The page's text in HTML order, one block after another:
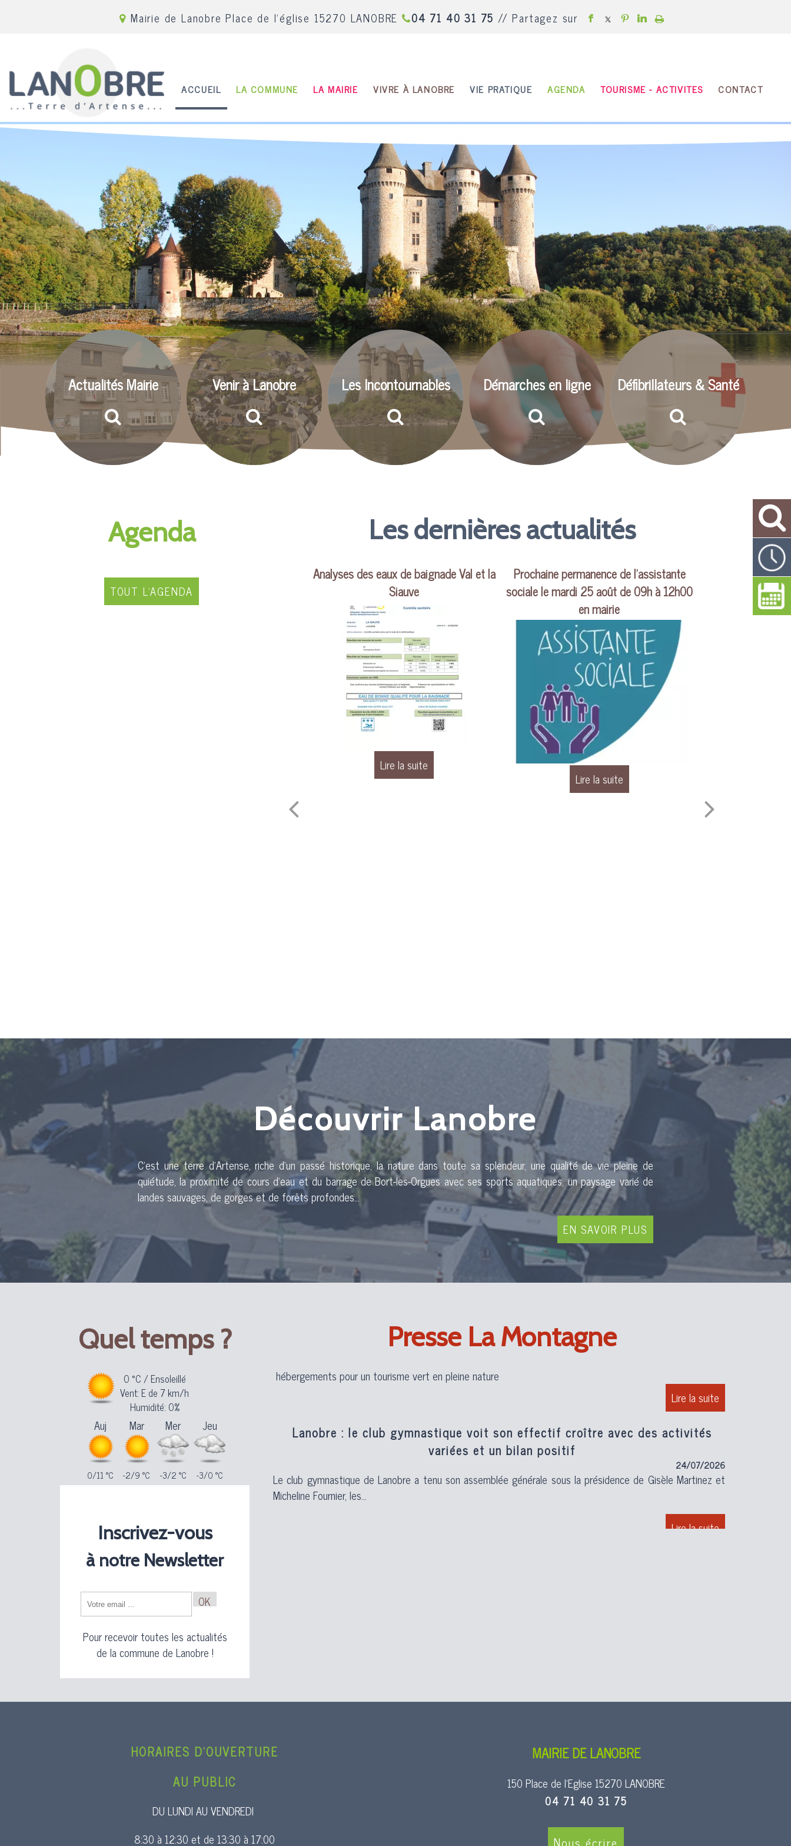
Mairie de Lanobre Place de l'église 15270 LANOBRE 04 71 40 31 75 // Partagez sur
ACCUEIL LA COMMUNE LA MAIRIE VIVRE À LANOBRE VIE PRATIQUE AGENDA TOURISME - ACTIVITES CONTACT
Actualités Mairie Venir à Lanobre Les Incontournables Démarches en ligne Défibrillateurs & Santé
Agenda
TOUT L'AGENDA
Les dernières actualités
Analyses des eaux de baignade Val et la
Siauve
Prochaine permanence de l'assistante
sociale le mardi 25 août de 09h à 12h00
en mairie
Travaux
auront lieu du
Découvrir Lanobre
C’est une terre d’Artense, riche d’un passé historique, la nature dans toute sa splendeur, une qualité de vie pleine de
quiétude, la proximité de cours d’eau et du barrage de Bort-les-Orgues avec ses sports aquatiques, un paysage varié de
landes sauvages, de gorges et de forêts profondes...
EN SAVOIR PLUS
Quel temps ?
0 °C / Ensoleillé
Vent: E de 7 km/h
Humidité: 0%
Auj
0/11 °C
Mar
-2/9 °C
Mer
-3/2 °C
Jeu
-3/0 °C
Inscrivez-vous
à notre Newsletter
adresse
email
OK
Pour recevoir toutes les actualités
de la commune de Lanobre !
Presse La Montagne
C marqué à retrvauller
Lanobre : le club gymnastique voit son effectif croître avec des activités
variées et un bilan positif
Le club gymnastique de Lanobre a tenu son assemblée générale sous la présidence de Gisèle Martinez et
Micheline Fournier, les...
23/07/2026
d’année synonyme des beaux jours. Le...
œuvres à Lanobre
HORAIRES D’OUVERTURE
AU PUBLIC
DU LUNDI AU VENDREDI
8:30 à 12:30 et de 13:30 à 17:00
MAIRIE DE LANOBRE
150 Place de l’Eglise 15270 LANOBRE
04 71 40 31 75